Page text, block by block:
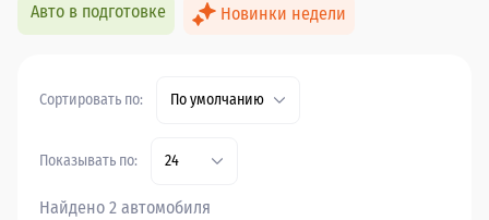
Авто в подготовке Новинки недели
Сортировать по: По умолчанию
Показывать по: 24
Найдено 2 автомобиля